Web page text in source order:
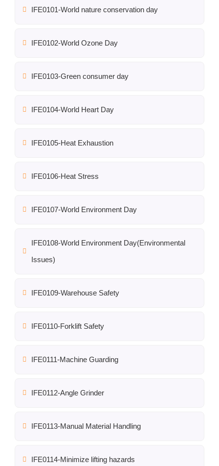
IFE0101-World nature conservation day
IFE0102-World Ozone Day
IFE0103-Green consumer day
IFE0104-World Heart Day
IFE0105-Heat Exhaustion
IFE0106-Heat Stress
IFE0107-World Environment Day
IFE0108-World Environment Day(Environmental
Issues)
IFE0109-Warehouse Safety
IFE0110-Forklift Safety
IFE0111-Machine Guarding
IFE0112-Angle Grinder
IFE0113-Manual Material Handling
IFE0114-Minimize lifting hazards